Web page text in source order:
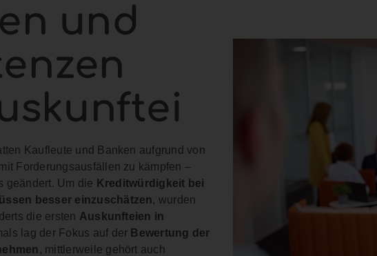
und
Kaufleute und Banken aufgrund von
Forderungsausfällen zu kämpfen –
geändert. Um die Kreditwürdigkeit bei
besser einzuschätzen, wurden
die ersten Auskunfteien in
lag der Fokus auf der Bewertung der
, mittlerweile gehört auch